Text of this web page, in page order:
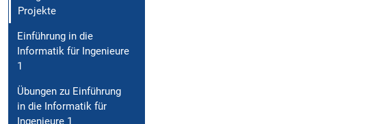
Projekte
Einführung in die
Informatik für Ingenieure
1
Übungen zu Einführung
in die Informatik für
Ingenieure 1